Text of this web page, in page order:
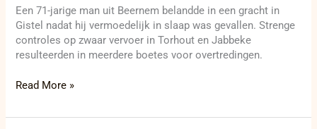
Een 71-jarige man uit Beernem belandde in een gracht in
Gistel nadat hij vermoedelijk in slaap was gevallen. Strenge
controles op zwaar vervoer in Torhout en Jabbeke
resulteerden in meerdere boetes voor overtredingen.
Read More »